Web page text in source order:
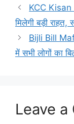
KCC Kisan
मिलेगी बड़ी राहत,
Bijli Bill
में सभी लोगों का
Leave a